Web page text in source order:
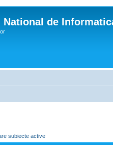
National de
subiecte active